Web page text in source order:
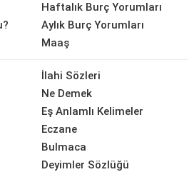
Haftalık Burç Yorumları
Aylık Burç Yorumları
Maaş
İlahi Sözleri
Ne Demek
Eş Anlamlı Kelimeler
Eczane
Bulmaca
Deyimler Sözlüğü